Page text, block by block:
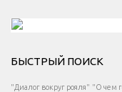
Есть вопрос?
БЫСТРЫЙ ПОИСК
"Диалог вокруг рояля" "О чем